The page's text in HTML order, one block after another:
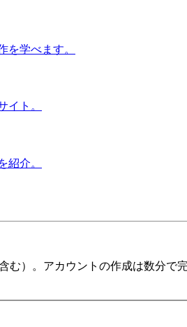
学べます。
イト。
紹介。
）。アカウントの作成は数分